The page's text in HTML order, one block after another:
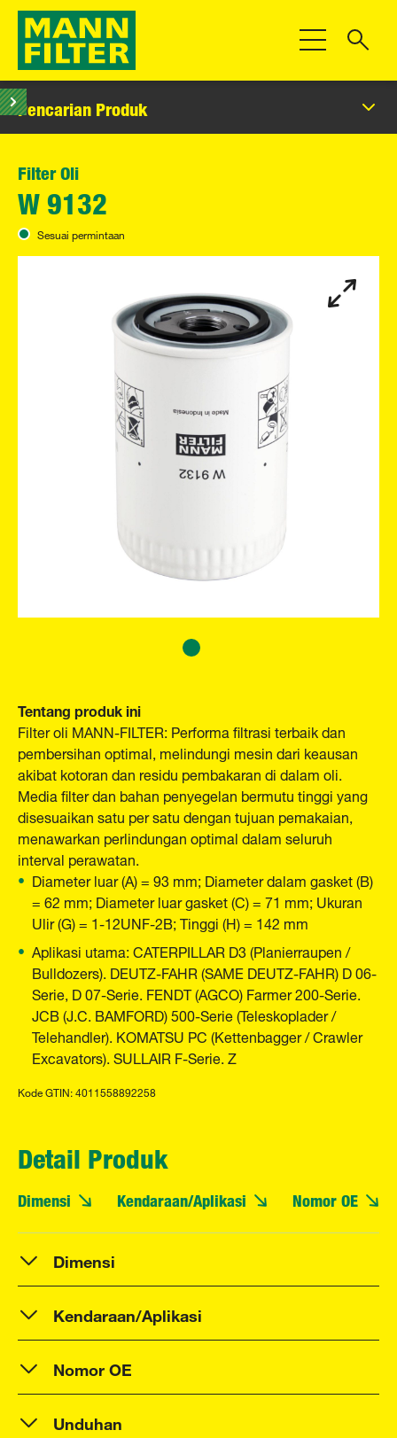
Beralih
Pencarian Produk
Filter Oli
W 9132
Sesuai permintaan
Tentang produk ini
Filter oli MANN-FILTER: Performa filtrasi terbaik dan
pembersihan optimal, melindungi mesin dari keausan
akibat kotoran dan residu pembakaran di dalam oli.
Media filter dan bahan penyegelan bermutu tinggi yang
disesuaikan satu per satu dengan tujuan pemakaian,
menawarkan perlindungan optimal dalam seluruh
interval perawatan.
Diameter luar (A) = 93 mm; Diameter dalam gasket (B)
= 62 mm; Diameter luar gasket (C) = 71 mm; Ukuran
Ulir (G) = 1-12UNF-2B; Tinggi (H) = 142 mm
Aplikasi utama: CATERPILLAR D3 (Planierraupen /
Bulldozers). DEUTZ-FAHR (SAME DEUTZ-FAHR) D 06-
Serie, D 07-Serie. FENDT (AGCO) Farmer 200-Serie.
JCB (J.C. BAMFORD) 500-Serie (Teleskoplader /
Telehandler). KOMATSU PC (Kettenbagger / Crawler
Excavators). SULLAIR F-Serie. Z
Kode GTIN: 4011558892258
Detail Produk
Dimensi Kendaraan/Aplikasi Nomor OE
Dimensi
Kendaraan/Aplikasi
Nomor OE
Unduhan